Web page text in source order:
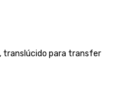
translúcido para transfer